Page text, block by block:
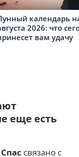
календарь
2026: что
вам удачу
еще есть
связано с